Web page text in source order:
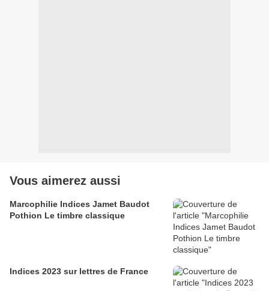
Vous aimerez aussi
Marcophilie Indices Jamet Baudot
Pothion Le timbre classique
Indices 2023 sur lettres de France